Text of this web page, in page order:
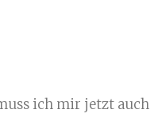
ich mir jetzt auch